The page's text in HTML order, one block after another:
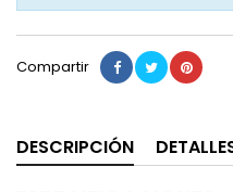
Compartir
DESCRIPCIÓN